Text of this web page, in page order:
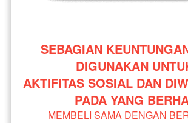
SEBAGIAN
DIGUNAKAN
AKTIFITAS SOSIAL DAN
PADA YANG
MEMBELI SAMA DENGAN